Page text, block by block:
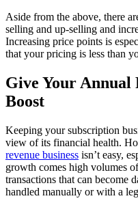
Aside from the above, there
selling and up-selling and
Increasing price points is
that your pricing is less than
Give Your Annual
Boost
Keeping your subscription
view of its financial health.
revenue business isn’t easy,
growth comes high volumes
transactions that can become
handled manually or with a